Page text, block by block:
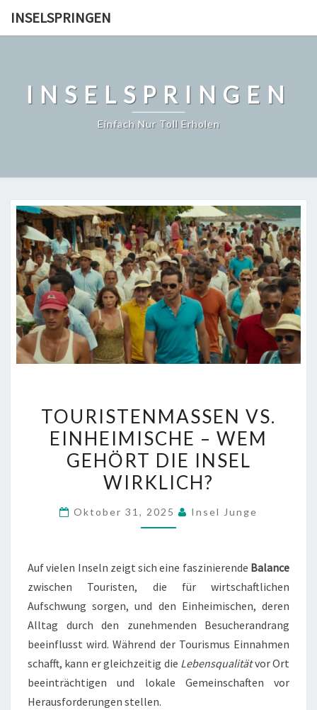
INSELSPRINGEN
INSELSPRINGEN
Einfach Nur Toll Erholen
VS.
EINHEIMISCHE
–
WEM
DIE
TOURISTENMASSEN VS.
EINHEIMISCHE – WEM
GEHÖRT DIE INSEL
WIRKLICH?
Oktober 31, 2025 Insel Junge
Auf vielen Inseln zeigt sich eine faszinierende Balance
zwischen Touristen, die für wirtschaftlichen
Aufschwung sorgen, und den Einheimischen, deren
Alltag durch den zunehmenden Besucherandrang
beeinflusst wird. Während der Tourismus Einnahmen
schafft, kann er gleichzeitig die Lebensqualitätvor Ort
beeinträchtigen und lokale Gemeinschaften vor
Herausforderungen stellen.